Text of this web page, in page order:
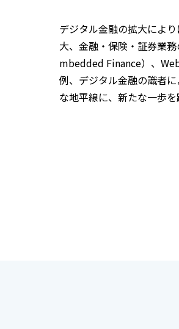
デジタル金融の拡大によ
大、金融・保険・証券業
mbedded Finance）、
例、デジタル金融の識者
な地平線に、新たな一歩を